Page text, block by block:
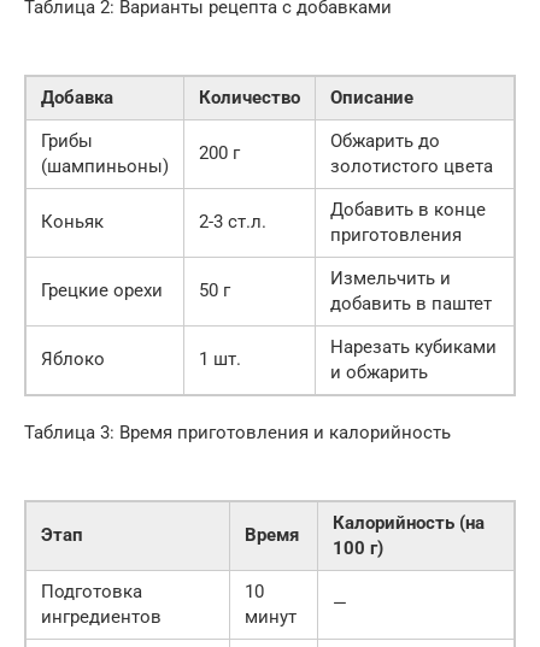
Таблица 2: Варианты рецепта с добавками
Добавка Количество
Описание
Грибы
(шампиньоны)
200 г
Обжарить до
золотистого цвета
Коньяк 2-3 ст.л.
Добавить в конце
приготовления
Грецкие орехи 50 г
Измельчить и
добавить в паштет
Яблоко 1 шт.
Нарезать кубиками
и обжарить
Таблица 3: Время приготовления и калорийность
Этап Время
Калорийность (на
100 г)
Подготовка
ингредиентов
10
минут
—